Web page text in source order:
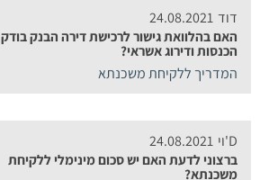
דוד 24.08.2021
האם בהלוואת גישור לרכישת דירה הבנק בודק
הכנסות ודירוג אשראי?
המדריך ללקיחת משכנתא
D'וי 24.08.2021
ברצוני לדעת האם יש סכום מינימלי ללקיחת
משכנתא?